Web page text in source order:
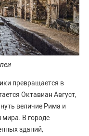
превращается в
Октавиан Август,
величие Рима и
мира. В городе
зданий,